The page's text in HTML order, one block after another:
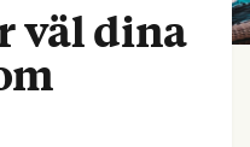
väl dina